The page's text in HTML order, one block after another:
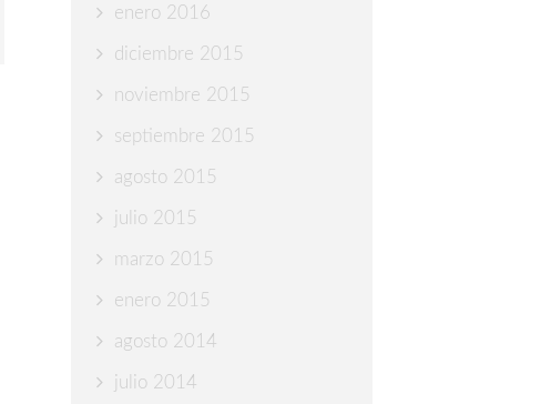
enero 2016
diciembre 2015
noviembre 2015
septiembre 2015
agosto 2015
julio 2015
marzo 2015
enero 2015
agosto 2014
julio 2014